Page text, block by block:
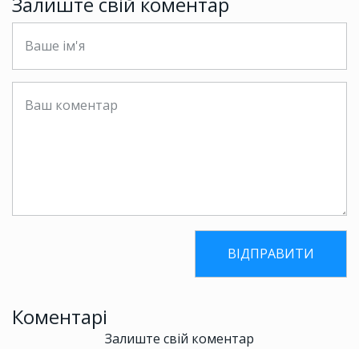
Коментарі
Залиште свій коментар